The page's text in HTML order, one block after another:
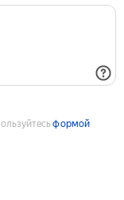
формой